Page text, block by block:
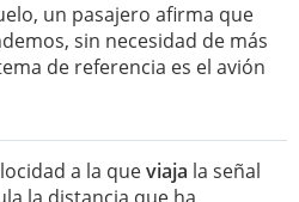
un pasajero afirma que
sin necesidad de más
de referencia es el avión
a la queviaja la señal